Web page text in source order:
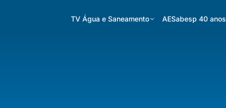
TV Água e Saneamento AESabesp 40 anos